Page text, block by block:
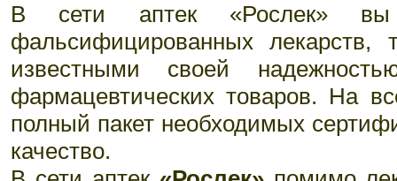
В сети аптек «Рослек» вы
фальсифицированных
известными своей
фармацевтических товаров. На
полный пакет необходимых
качество.